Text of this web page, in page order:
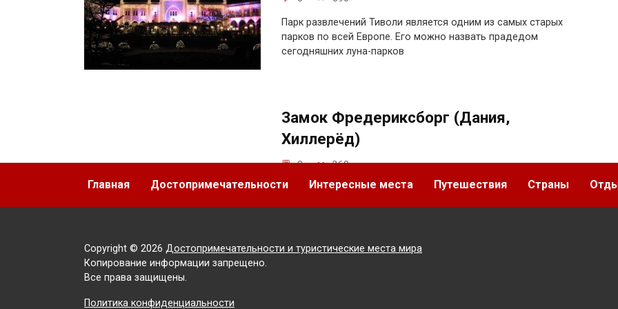
Парк развлечений Тиволи является одним из самых старых
парков по всей Европе. Его можно назвать прадедом
сегодняшних луна-парков
Замок Фредериксборг (Дания,
Хиллерёд)
0 369
Если говорить о местонахождении замка Фредериксборга, то
Главная Достопримечательности Интересные места Путешествия Страны
Copyright © 2026 Достопримечательности и туристические места мира
Копирование информации запрещено.
Все права защищены.
Политика конфиденциальности